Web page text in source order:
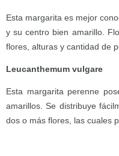
Esta margarita es mejor
y su centro bien amarillo.
flores, alturas y cantidad de
Leucanthemum vulgare
Esta margarita perenne
amarillos. Se distribuye
dos o más flores, las cuales